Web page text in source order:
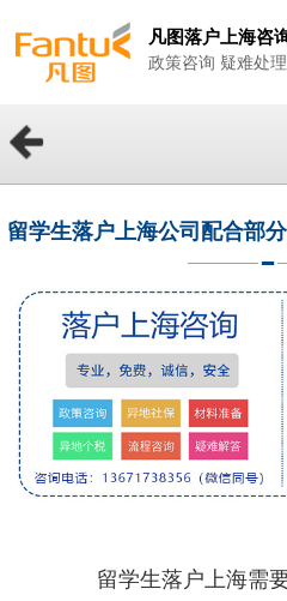
凡图落户上海咨
政策咨询 疑难处理
留学生落户上海公司配合部
留学生落户上海需要